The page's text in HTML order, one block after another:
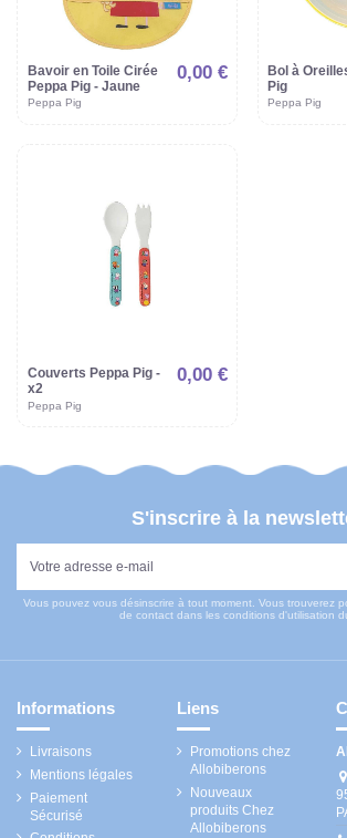
Bavoir en Toile Cirée
Peppa Pig - Jaune
Peppa Pig
0,00 €
Bol à
Pig
Peppa Pig
Couverts Peppa Pig -
x2
Peppa Pig
0,00 €
S'inscrire à la
Vous pouvez vous désinscrire à tout moment. Vous trouverez
de contact dans les conditions d'utilisation
Informations
Livraisons
Mentions légales
Paiement
Sécurisé
Liens
Promotions chez
Allobiberons
Nouveaux
produits Chez
Allobiberons